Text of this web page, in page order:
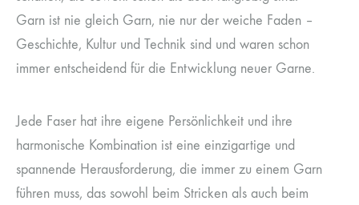
Garn ist nie gleich Garn, nie nur der weiche Faden –
Geschichte, Kultur und Technik sind und waren schon
immer entscheidend für die Entwicklung neuer Garne.
Jede Faser hat ihre eigene Persönlichkeit und ihre
harmonische Kombination ist eine einzigartige und
spannende Herausforderung, die immer zu einem Garn
führen muss, das sowohl beim Stricken als auch beim